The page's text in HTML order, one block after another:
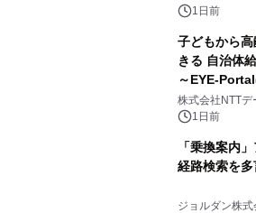
1日前
子どもから
きる 自治体
～EYE-
人認証と デ
～
株式会社NTTデ
1日前
「乗換案内
経路検索を
ジョルダン株式